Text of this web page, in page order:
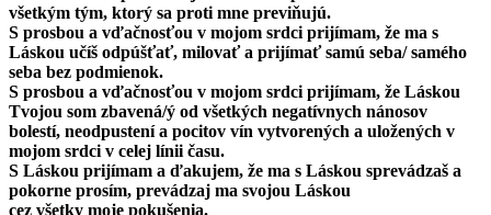
všetkým tým, ktorý sa proti mne previňujú.
S prosbou a vďačnosťou v mojom srdci prijímam, že ma s
Láskou učíš odpúšťať, milovať a prijímať samú seba/ samého
seba bez podmienok.
S prosbou a vďačnosťou v mojom srdci prijímam, že Láskou
Tvojou som zbavená/ý od všetkých negatívnych nánosov
bolestí, neodpustení a pocitov vín vytvorených a uložených v
mojom srdci v celej línii času.
S Láskou prijímam a ďakujem, že ma s Láskou sprevádzaš a
pokorne prosím, prevádzaj ma svojou Láskou
cez všetky moje pokušenia.